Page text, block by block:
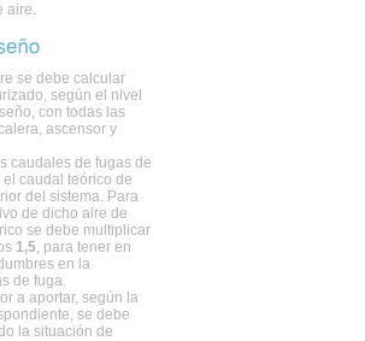
aire.
se debe calcular
según el nivel
con todas las
ascensor y
caudales de fugas de
caudal teórico de
del sistema. Para
de dicho aire de
se debe multiplicar
1,5 , para tener en
en la
de fuga.
a aportar, según la
se debe
la situación de